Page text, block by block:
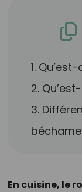
1.
2.
3.
En cuisine, le